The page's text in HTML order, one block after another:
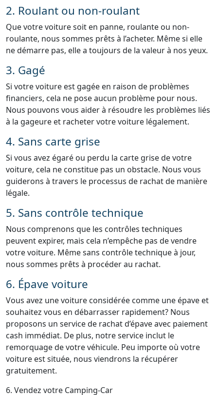
2. Roulant ou non-roulant
Que votre voiture soit en panne, roulante ou non-
roulante, nous sommes prêts à l’acheter. Même si elle
ne démarre pas, elle a toujours de la valeur à nos yeux.
3. Gagé
Si votre voiture est gagée en raison de problèmes
financiers, cela ne pose aucun problème pour nous.
Nous pouvons vous aider à résoudre les problèmes liés
à la gageure et racheter votre voiture légalement.
4. Sans carte grise
Si vous avez égaré ou perdu la carte grise de votre
voiture, cela ne constitue pas un obstacle. Nous vous
guiderons à travers le processus de rachat de manière
légale.
5. Sans contrôle technique
Nous comprenons que les contrôles techniques
peuvent expirer, mais cela n’empêche pas de vendre
votre voiture. Même sans contrôle technique à jour,
nous sommes prêts à procéder au rachat.
6. Épave voiture
Vous avez une voiture considérée comme une épave et
souhaitez vous en débarrasser rapidement? Nous
proposons un service de rachat d’épave avec paiement
cash immédiat. De plus, notre service inclut le
remorquage de votre véhicule. Peu importe où votre
voiture est située, nous viendrons la récupérer
gratuitement.
6. Vendez votre Camping-Car